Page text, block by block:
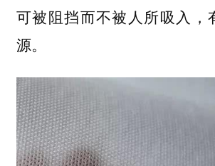
可被阻挡而不被人所吸入，
源。